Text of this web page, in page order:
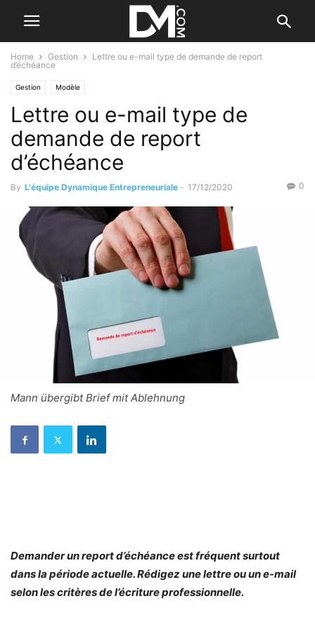
Home Gestion
Lettre ou e-mail type de demande de report
d’échéance
Gestion Modèle
Lettre ou e-mail type de
demande de report
d’échéance
By L'équipe Dynamique Entrepreneuriale - 17/12/2020 0
Mann übergibt Brief mit Ablehnung
Demander un report d’échéance est fréquent surtout
dans la période actuelle. Rédigez une lettre ou un e-mail
selon les critères de l’écriture professionnelle.